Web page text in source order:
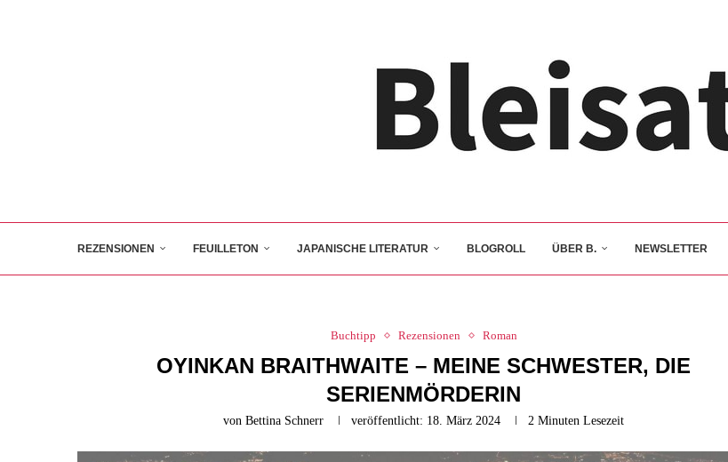
REZENSIONEN FEUILLETON JAPANISCHE LITERATUR BLOGROLL ÜBER B. NEWSLETTER
Buchtipp Rezensionen Roman
OYINKAN BRAITHWAITE – MEINE SCHWESTER, DIE
SERIENMÖRDERIN
vonBettina Schnerr veröffentlicht: 18. März 2024 2 Minuten Lesezeit